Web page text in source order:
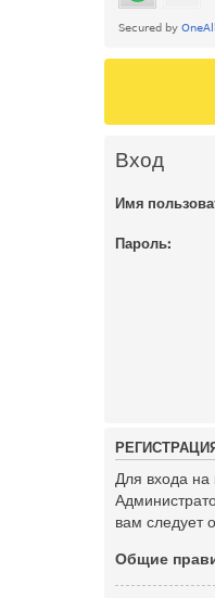
Вход
Имя
Пароль:
РЕ ГИСТРАЦИ
Для входа на
вам следует
Общие